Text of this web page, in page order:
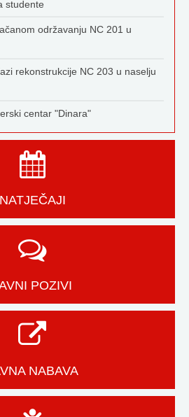
studente
održavanju NC 201 u
rekonstrukcije NC 203 u naselju
centar "Dinara"
NATJEČAJI
POZIVI
NABAVA